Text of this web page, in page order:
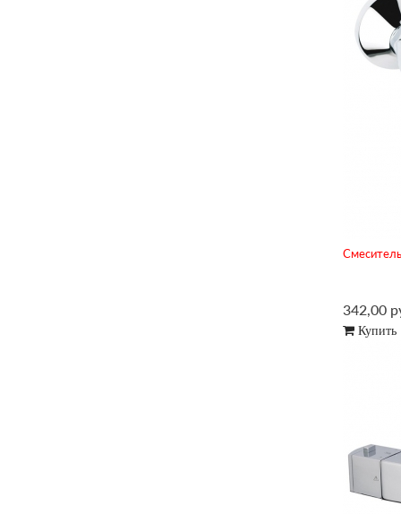
342,00
Купить